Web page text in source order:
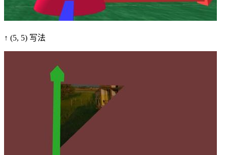
↑ (5, 5) 写法